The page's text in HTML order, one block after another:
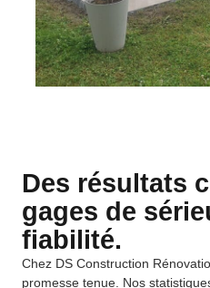
Des résultats
gages de
fiabilité.
Chez DS Construction
promesse tenue. Nos